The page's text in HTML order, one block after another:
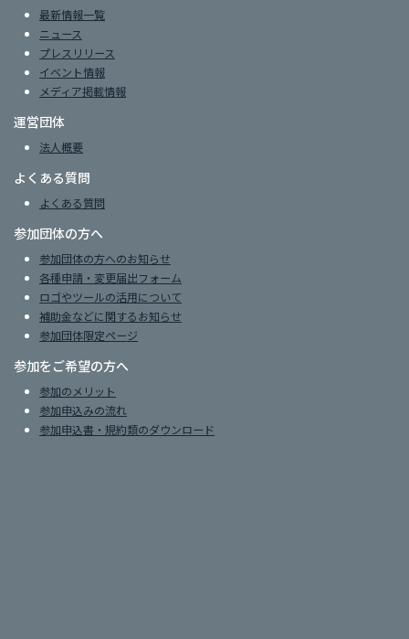
最新情報一覧
ニュース
プレスリリース
イベント情報
メディア掲載情報
運営団体
法人概要
よくある質問
よくある質問
参加団体の方へ
参加団体の方へのお知らせ
各種申請・変更届出フォーム
ロゴやツールの活用について
補助金などに関するお知らせ
参加団体限定ページ
参加をご希望の方へ
参加のメリット
参加申込みの流れ
参加申込書・規約類のダウンロード